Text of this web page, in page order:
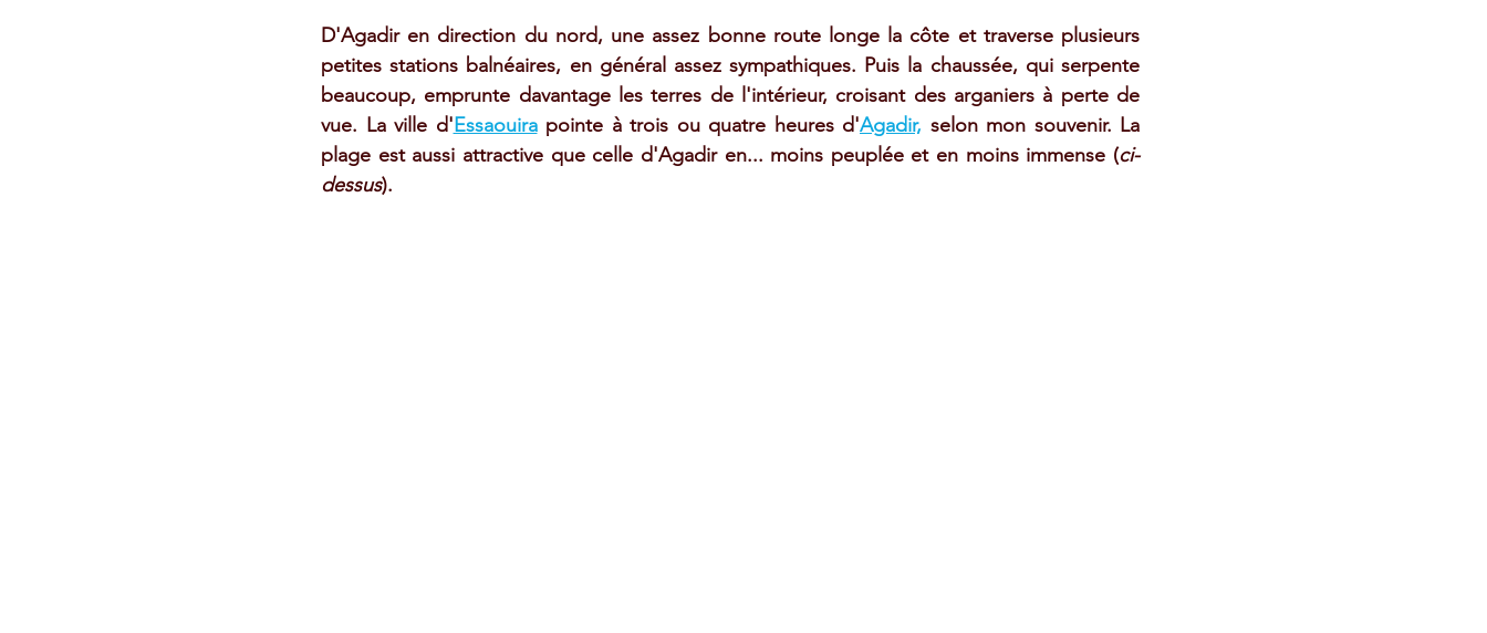
D'Agadir en direction du nord, une assez bonne route longe la côte et traverse plusieurs
petites stations balnéaires, en général assez sympathiques. Puis la chaussée, qui serpente
beaucoup, emprunte davantage les terres de l'intérieur, croisant des arganiers à perte de
vue. La ville d'Essaouira pointe à trois ou quatre heures d'Agadir, selon mon souvenir. La
plage est aussi attractive que celle d'Agadir en... moins peuplée et en moins immense (ci-
dessus).